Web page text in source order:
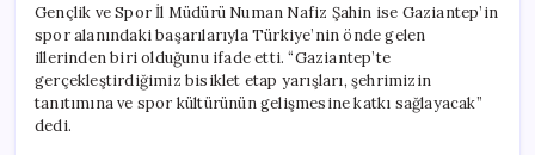
Gençlik ve Spor İl Müdürü Numan Nafiz Şahin ise Gaziantep’in
spor alanındaki başarılarıyla Türkiye’nin önde gelen
illerinden biri olduğunu ifade etti. “Gaziantep’te
gerçekleştirdiğimiz bisiklet etap yarışları, şehrimizin
tanıtımına ve spor kültürünün gelişmesine katkı sağlayacak”
dedi.